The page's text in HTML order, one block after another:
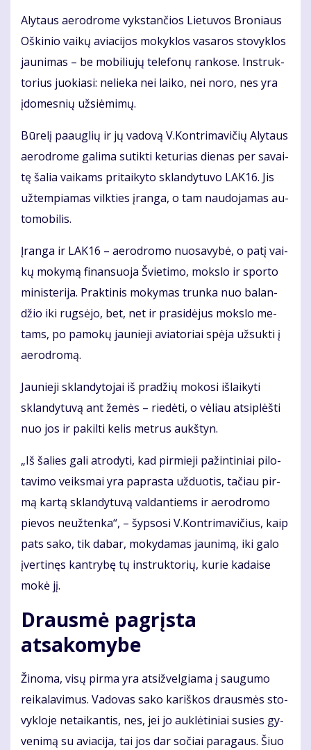
Aly­taus ae­ro­dro­me vyks­tan­čios Lie­tu­vos Bro­niaus
Oš­ki­nio vai­kų avia­ci­jos mo­kyk­los va­sa­ros sto­vyk­los
jau­ni­mas – be mo­bi­liu­jų te­le­fo­nų ran­ko­se. In­struk­
to­rius juo­kia­si: ne­lie­ka nei lai­ko, nei no­ro, nes yra
įdo­mes­nių už­si­ė­mi­mų.
Bū­re­lį pa­aug­lių ir jų va­do­vą V.Kon­tri­ma­vi­čių Aly­taus
ae­ro­dro­me ga­li­ma su­tik­ti ke­tu­rias die­nas per sa­vai­
tę ša­lia vai­kams pri­tai­ky­to sklan­dy­tu­vo LAK16. Jis
už­tem­pia­mas vilk­ties įran­ga, o tam nau­do­ja­mas au­
to­mo­bi­lis.
Įran­ga ir LAK16 – ae­ro­dro­mo nuo­sa­vy­bė, o pa­tį vai­
kų mo­ky­mą fi­nan­suo­ja Švie­ti­mo, moks­lo ir spor­to
mi­nis­te­ri­ja. Prak­ti­nis mo­ky­mas trun­ka nuo ba­lan­
džio iki rug­sė­jo, bet, net ir pra­si­dė­jus moks­lo me­
tams, po pa­mo­kų jau­nie­ji avia­to­riai spė­ja už­suk­ti į
ae­ro­dro­mą.
Jau­nie­ji sklan­dy­to­jai iš pra­džių mo­ko­si iš­lai­ky­ti
sklan­dy­tu­vą ant že­mės – rie­dė­ti, o vė­liau at­si­plėš­ti
nuo jos ir pa­kil­ti ke­lis met­rus aukš­tyn.
„Iš ša­lies ga­li at­ro­dy­ti, kad pir­mie­ji pa­žin­ti­niai pi­lo­
ta­vi­mo veiks­mai yra pa­pras­ta už­duo­tis, ta­čiau pir­
mą kar­tą sklan­dy­tu­vą val­dan­tiems ir ae­ro­dro­mo
pie­vos ne­už­ten­ka“, – šyp­so­si V.Kon­tri­ma­vi­čius, kaip
pats sa­ko, tik da­bar, mo­ky­da­mas jau­ni­mą, iki ga­lo
įver­ti­nęs kan­try­bę tų in­struk­to­rių, ku­rie ka­dai­se
mo­kė jį.
Drausmė pagrįsta
atsakomybe
Ži­no­ma, vi­sų pir­ma yra at­si­žvel­gia­ma į sau­gu­mo
rei­ka­la­vi­mus. Va­do­vas sa­ko ka­riš­kos draus­mės sto­
vyk­lo­je ne­tai­kan­tis, nes, jei jo auk­lė­ti­niai su­si­es gy­
ve­ni­mą su avia­ci­ja, tai jos dar so­čiai pa­ra­gaus. Šiuo